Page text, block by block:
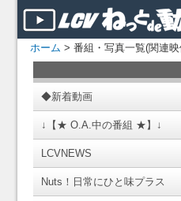
ホーム > 番組・写真一覧(関連
◆新着動画
↓【★ O.A.中の番組 ★】↓
LCVNEWS
Nuts！日常にひと味プラス